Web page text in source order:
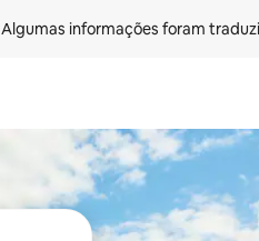
Algumas informações foram